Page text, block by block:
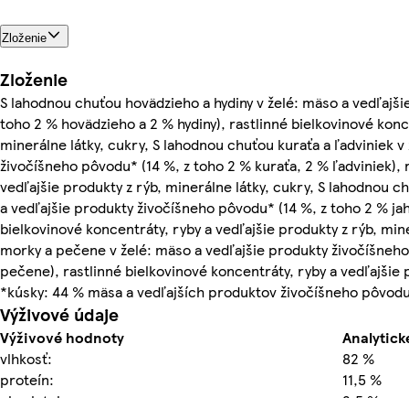
Zloženie
Zloženie
S lahodnou chuťou hovädzieho a hydiny v želé: mäso a
toho 2 % hovädzieho a 2 % hydiny), rastlinné bielkovinové
minerálne látky, cukry, S lahodnou chuťou kuraťa a ľadviniek
živočíšneho pôvodu* (14 %, z toho 2 % kuraťa, 2 %
vedľajšie produkty z rýb, minerálne látky, cukry, S lahodnou
a vedľajšie produkty živočíšneho pôvodu* (14 %, z toho 2 %
bielkovinové koncentráty, ryby a vedľajšie produkty z rýb,
morky a pečene v želé: mäso a vedľajšie produkty
pečene), rastlinné bielkovinové koncentráty, ryby a vedľajšie
*kúsky: 44 % mäsa a vedľajších produktov živočíšneho
Výživové údaje
Výživové hodnoty
vlhkosť:
82 %
proteín:
11,5 %